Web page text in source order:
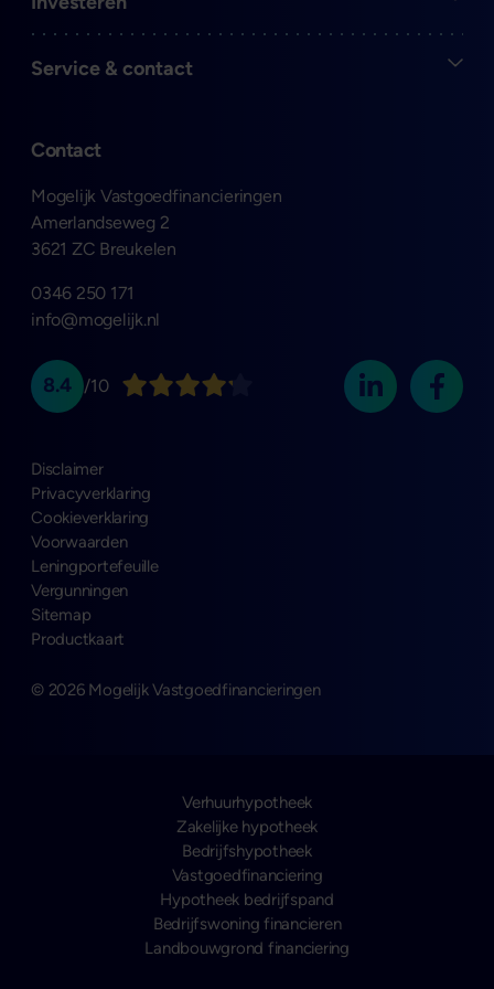
Contact
Mogelijk Vastgoedfinancieringen
Amerlandseweg 2
3621 ZC Breukelen
0346 250 171
info@mogelijk.nl
Open
Service & contact
8.4 /10
© 2026 Mogelijk Vastgoedfinancieringen
Disclaimer
Privacyverklaring
Cookieverklaring
Voorwaarden
Leningportefeuille
Vergunningen
Sitemap
Productkaart
Verhuurhypotheek
Zakelijke hypotheek
Bedrijfshypotheek
Vastgoedfinanciering
Hypotheek bedrijfspand
Bedrijfswoning financieren
Landbouwgrond financiering